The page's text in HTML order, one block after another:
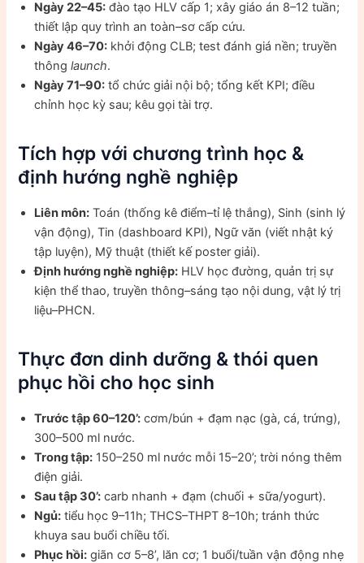
Ngày 22–45: đào tạo HLV cấp 1; xây giáo án 8–12 tuần;
thiết lập quy trình an toàn–sơ cấp cứu.
Ngày 46–70: khởi động CLB; test đánh giá nền; truyền
thônglaunch.
Ngày 71–90: tổ chức giải nội bộ; tổng kết KPI; điều
chỉnh học kỳ sau; kêu gọi tài trợ.
Tích hợp với chương trình học &
định hướng nghề nghiệp
Liên môn: Toán (thống kê điểm–tỉ lệ thắng), Sinh (sinh lý
vận động), Tin (dashboard KPI), Ngữ văn (viết nhật ký
tập luyện), Mỹ thuật (thiết kế poster giải).
Định hướng nghề nghiệp: HLV học đường, quản trị sự
kiện thể thao, truyền thông–sáng tạo nội dung, vật lý trị
liệu–PHCN.
Thực đơn dinh dưỡng & thói quen
phục hồi cho học sinh
Trước tập 60–120’: cơm/bún + đạm nạc (gà, cá, trứng),
300–500 ml nước.
Trong tập: 150–250 ml nước mỗi 15–20’; trời nóng thêm
điện giải.
Sau tập 30’: carb nhanh + đạm (chuối + sữa/yogurt).
Ngủ: tiểu học 9–11h; THCS–THPT 8–10h; tránh thức
khuya sau buổi chiều tối.
Phục hồi: giãn cơ 5–8’, lăn cơ; 1 buổi/tuần vận động nhẹ